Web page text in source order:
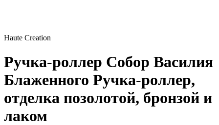
Haute Creation
Ручка-роллер Собор Василия
Блаженного Ручка-роллер,
отделка позолотой, бронзой и
лаком